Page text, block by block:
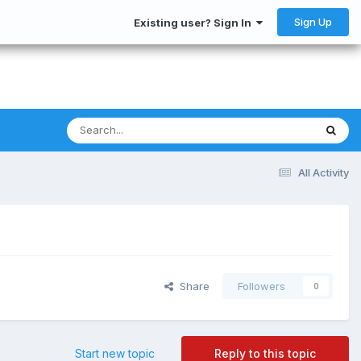
Existing user? Sign In Sign Up
All Activity
Share Followers 0
Reply to this topic
Start new topic